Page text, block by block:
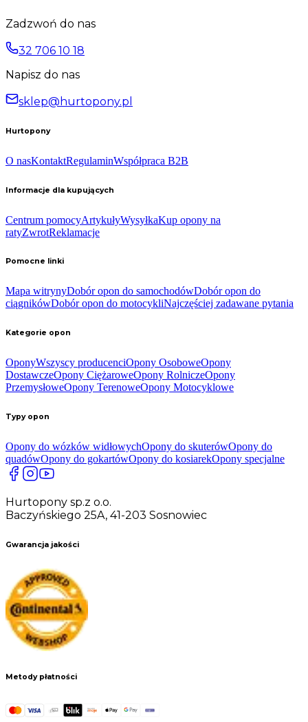
Zadzwoń do nas
32 706 10 18
Napisz do nas
sklep@hurtopony.pl
Hurtopony
O nasKontaktRegulaminWspółpraca B2B
Informacje dla kupujących
Centrum pomocyArtykułyWysyłkaKup opony na
ratyZwrotReklamacje
Pomocne linki
Mapa witrynyDobór opon do samochodówDobór opon do
ciągnikówDobór opon do motocykliNajczęściej zadawane pytania
Kategorie opon
OponyWszyscy producenciOpony OsoboweOpony
DostawczeOpony CiężaroweOpony RolniczeOpony
PrzemysłoweOpony TerenoweOpony Motocyklowe
Typy opon
Opony do wózków widłowychOpony do skuterówOpony do
quadówOpony do gokartówOpony do kosiarekOpony specjalne
Hurtopony sp.z o.o.
Baczyńskiego 25A, 41-203 Sosnowiec
Gwarancja jakości
Metody płatności